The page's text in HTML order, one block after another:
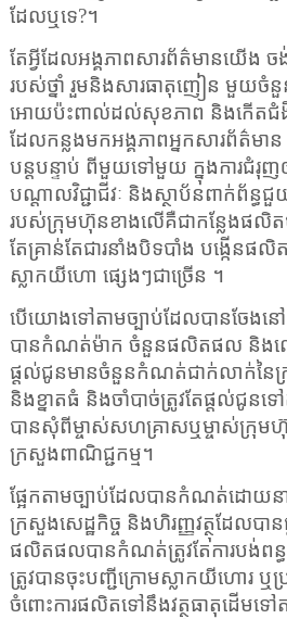
ដែលឬទេ?។
តែអ្វីដែលអង្គភាពសារព័ត៌មានយើង ច
របស់ថ្នាំ រួមនិងសារធាតុញៀន មួយចំនួ
អោយប៉ះពាល់ដល់សុខភាព និងកើតជំងឺ
ដែលកន្លងមកអង្គភាពអ្នកសារព័ត៌មាន
បន្តបន្ទាប់ ពីមួយទៅមួយ ក្នុងការជំរុញឲ្
បណ្ដាលវិជ្ជាជីវៈ និងស្ថាប័នពាក់ព័ន្ធ
របស់ក្រុមហ៊ុនខាងលើគឺជាកន្លែងផលិត
តែគ្រាន់តែជារនាំងបិទបាំង បង្កើន
ស្លាកយីហោ ផ្សេងៗជាច្រើន ។
បើយោងទៅតាមច្បាប់ដែលបានចែងនៅ
បានកំណត់ម៉ាក ចំនួនផលិតផល និងឈ្ម
ផ្ដល់ជូនមានចំនួនកំណត់ជាក់លាក់នៃក្
និងខ្នាតធំ និងចាំបាច់ត្រូវតែផ្ដល់ជូន
បានសុំពីម្ចាស់សហគ្រាសឬម្ចាស់ក្រុម
ក្រសួងពាណិជ្ជកម្ម។
ផ្អែកតាមច្បាប់ដែលបានកំណត់ដោយនា
ក្រសួងសេដ្ឋកិច្ច និងហិរញ្ញវត្ថុដែលបា
ផលិតផលបានកំណត់ត្រូវតែការបង់ព
ត្រូវបានចុះបញ្ជីក្រោមស្លាកយីហោរ
ចំពោះការផលិតទៅនឹងវត្ថុធាតុដើមទៅ